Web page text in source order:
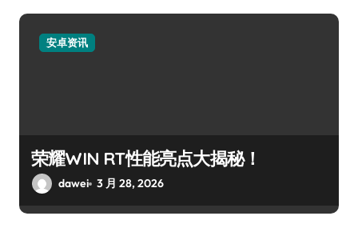
安卓资讯
荣耀WIN RT性能亮点大揭秘！
dawei 3 月 28, 2026